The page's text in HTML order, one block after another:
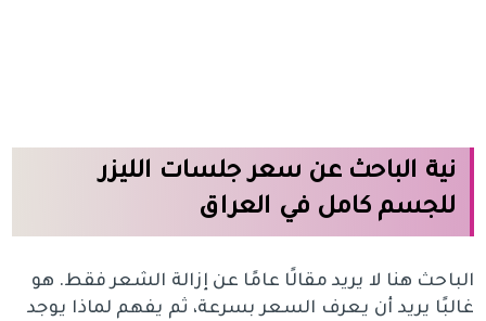
نية الباحث عن سعر جلسات الليزر
للجسم كامل في العراق
الباحث هنا لا يريد مقالًا عامًا عن إزالة الشعر فقط. هو
غالبًا يريد أن يعرف السعر بسرعة، ثم يفهم لماذا يوجد